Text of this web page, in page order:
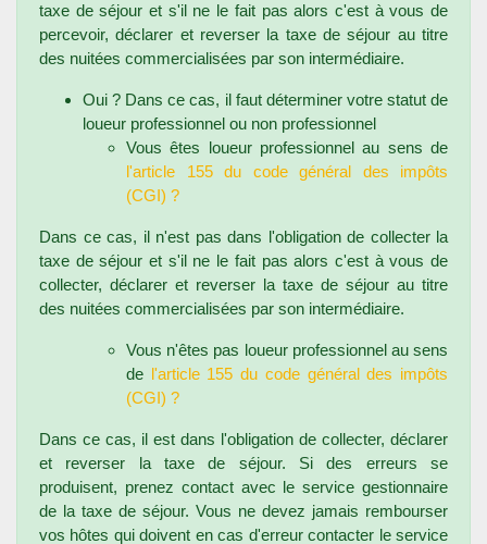
taxe de séjour et s'il ne le fait pas alors c'est à vous de
percevoir, déclarer et reverser la taxe de séjour au titre
des nuitées commercialisées par son intermédiaire.
Oui ? Dans ce cas, il faut déterminer votre statut de
loueur professionnel ou non professionnel
Vous êtes loueur professionnel au sens de
l'article 155 du code général des impôts
(CGI) ?
Dans ce cas, il n'est pas dans l'obligation de collecter la
taxe de séjour et s'il ne le fait pas alors c'est à vous de
collecter, déclarer et reverser la taxe de séjour au titre
des nuitées commercialisées par son intermédiaire.
Vous n'êtes pas loueur professionnel au sens
de l'article 155 du code général des impôts
(CGI) ?
Dans ce cas, il est dans l'obligation de collecter, déclarer
et reverser la taxe de séjour. Si des erreurs se
produisent, prenez contact avec le service gestionnaire
de la taxe de séjour. Vous ne devez jamais rembourser
vos hôtes qui doivent en cas d'erreur contacter le service